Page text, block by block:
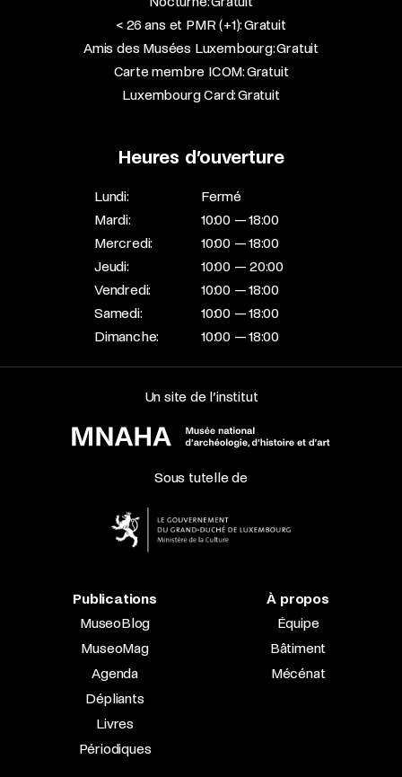
< 26 ans et PMR (+1): Gratuit
Amis des Musées Luxembourg: Gratuit
Carte membre ICOM: Gratuit
Luxembourg Card: Gratuit
Heures d’ouverture
Lundi:
Fermé
Mardi:
10:00 — 18:00
Mercredi:
10:00 — 18:00
Jeudi:
10:00 — 20:00
Vendredi:
10:00 — 18:00
Samedi:
10:00 — 18:00
Dimanche:
10:00 — 18:00
Un site de l’institut
Sous tutelle de
Publications
MuseoBlog
MuseoMag
Agenda
Dépliants
Livres
Périodiques
À propos
Équipe
Bâtiment
Mécénat